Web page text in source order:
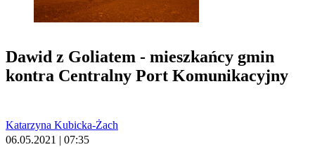
Dawid z Goliatem - mieszkańcy gmin
kontra Centralny Port Komunikacyjny
Katarzyna Kubicka-Żach
06.05.2021 | 07:35